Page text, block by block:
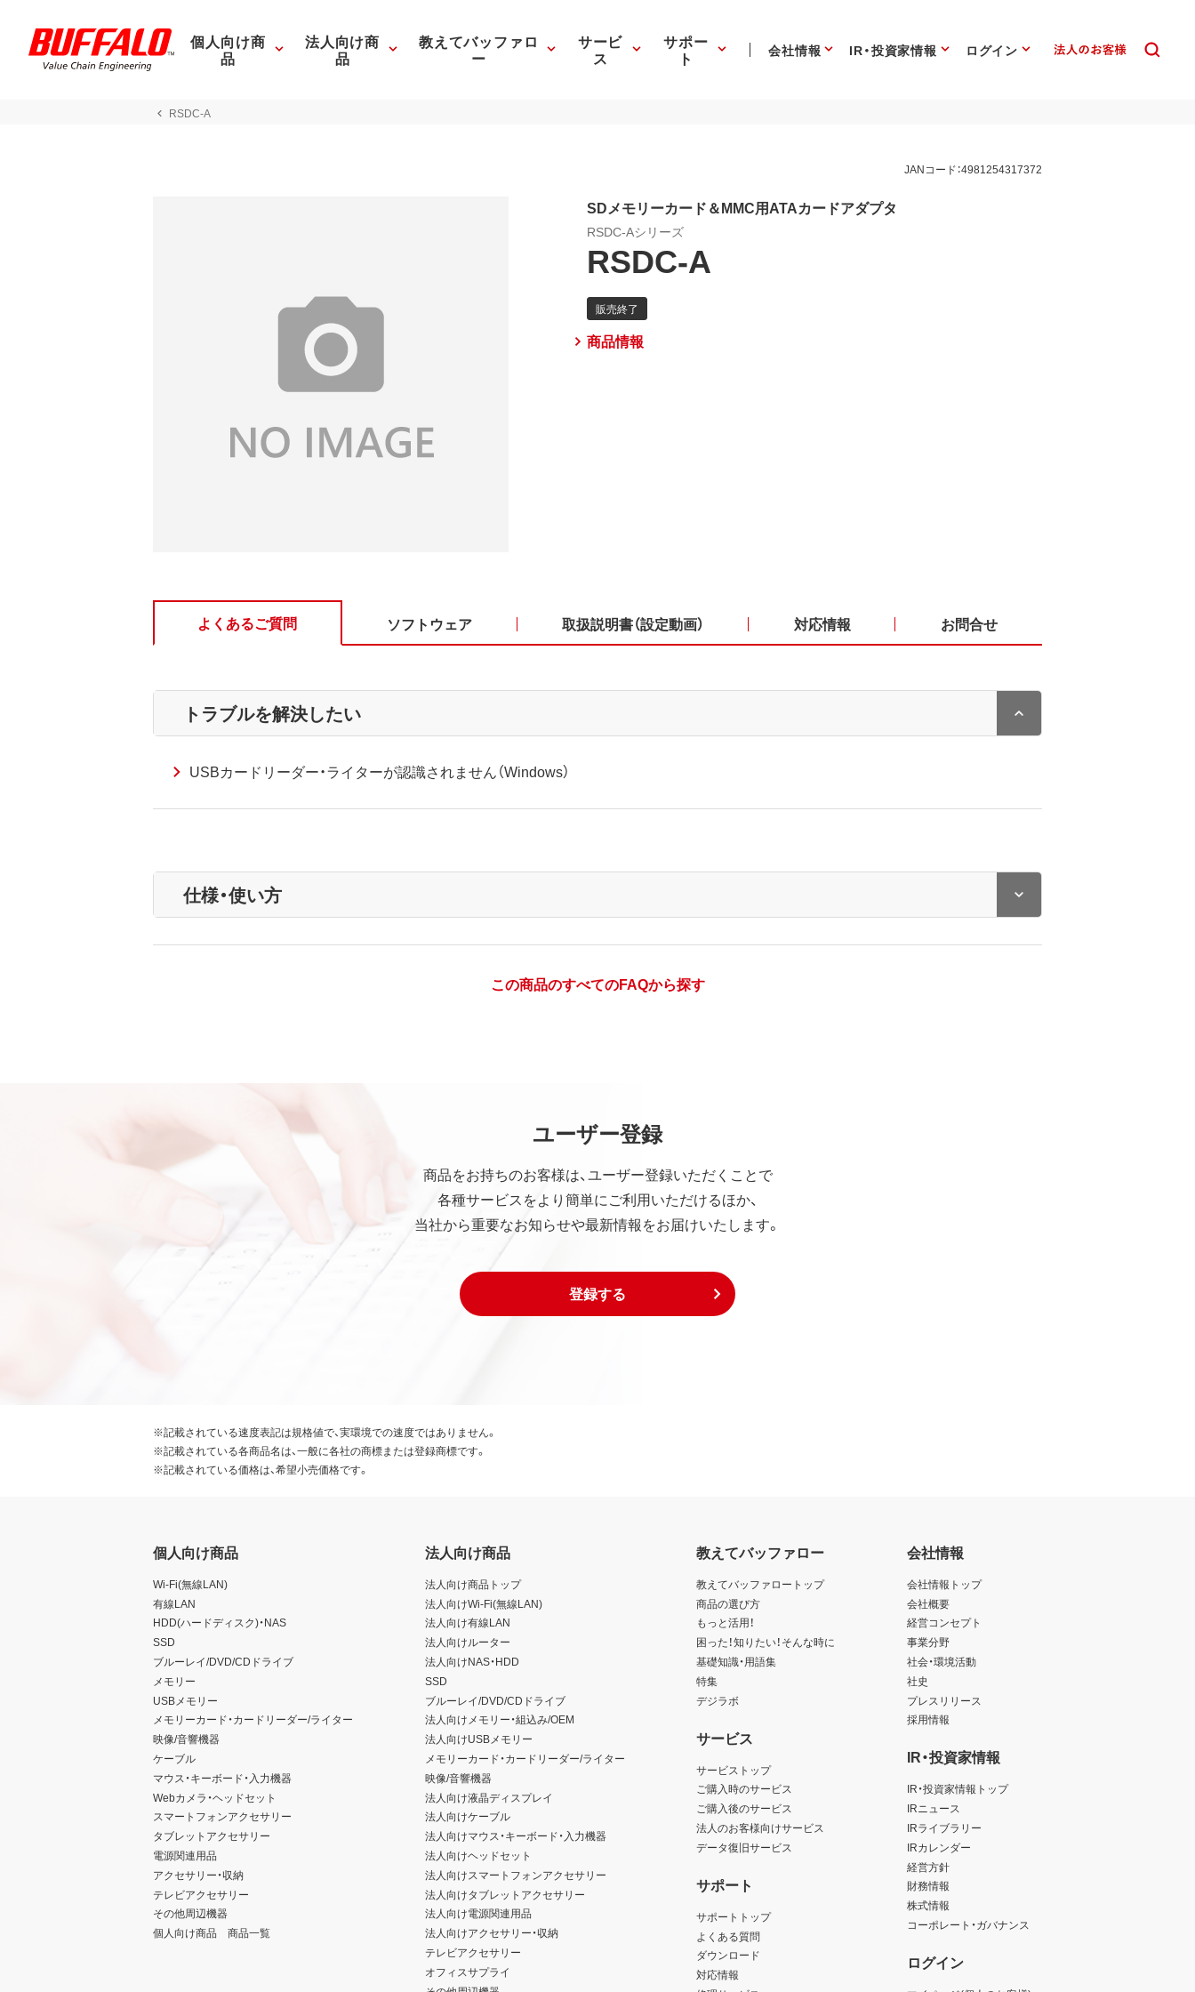
個人向け商
品
法人向け商
品
教えてバッファロ
ー
サービ
ス
サポー
ト 会社情報 IR・投資家情報 ログイン
RSDC-A
JANコード：4981254317372
SDメモリーカード＆MMC用ATAカードアダプタ
RSDC-Aシリーズ
RSDC-A
商品情報
よくあるご質問 ソフトウェア 取扱説明書（設定動画） 対応情報 お問合せ
トラブルを解決したい
USBカードリーダー・ライターが認識されません（Windows）
仕様・使い方
この商品のすべてのFAQから探す
ユーザー登録
商品をお持ちのお客様は、ユーザー登録いただくことで
各種サービスをより簡単にご利用いただけるほか、
当社から重要なお知らせや最新情報をお届けいたします。
登録する
※記載されている速度表記は規格値で、実環境での速度ではありません。
※記載されている各商品名は、一般に各社の商標または登録商標です。
※記載されている価格は、希望小売価格です。
個人向け商品
Wi-Fi(無線LAN)
有線LAN
HDD(ハードディスク)・NAS
SSD
ブルーレイ/DVD/CDドライブ
メモリー
USBメモリー
メモリーカード・カードリーダー/ライター
映像/音響機器
ケーブル
マウス・キーボード・入力機器
Webカメラ・ヘッドセット
スマートフォンアクセサリー
タブレットアクセサリー
電源関連用品
アクセサリー・収納
テレビアクセサリー
その他周辺機器
個人向け商品 商品一覧
法人向け商品
法人向け商品トップ
法人向けWi-Fi(無線LAN)
法人向け有線LAN
法人向けルーター
法人向けNAS・HDD
SSD
ブルーレイ/DVD/CDドライブ
法人向けメモリー・組込み/OEM
法人向けUSBメモリー
メモリーカード・カードリーダー/ライター
映像/音響機器
法人向け液晶ディスプレイ
法人向けケーブル
法人向けマウス・キーボード・入力機器
法人向けヘッドセット
法人向けスマートフォンアクセサリー
法人向けタブレットアクセサリー
法人向け電源関連用品
法人向けアクセサリー・収納
テレビアクセサリー
オフィスサプライ
教えてバッファロー
教えてバッファロートップ
商品の選び方
もっと活用！
困った！知りたい！そんな時に
基礎知識・用語集
特集
デジラボ
サービス
サービストップ
ご購入時のサービス
ご購入後のサービス
法人のお客様向けサービス
データ復旧サービス
サポート
サポートトップ
よくある質問
ダウンロード
対応情報
会社情報
会社情報トップ
会社概要
経営コンセプト
事業分野
社会・環境活動
社史
プレスリリース
採用情報
IR・投資家情報
IR・投資家情報トップ
IRニュース
IRライブラリー
IRカレンダー
経営方針
財務情報
株式情報
コーポレート・ガバナンス
ログイン